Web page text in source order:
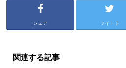
シェア ツイート
関連する記事